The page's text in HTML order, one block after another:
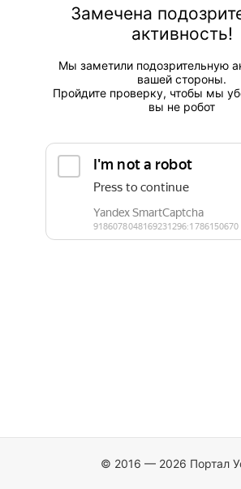
Замечена
активность!
Мы заметили подозрительную
вашей стороны.
Пройдите проверку, чтобы мы
вы не робот
© 2016 — 2026 Портал